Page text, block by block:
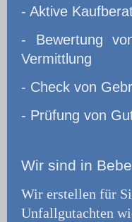
- Aktive
- Bewertung
Vermittlung
- Check von
- Prüfung von
Wir sind in
Wir erstellen für
Unfallgutachten